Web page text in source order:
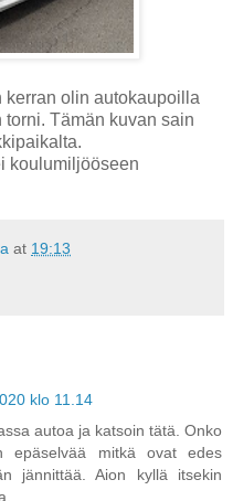
olin autokaupoilla
Tämän kuvan sain
koulumiljööseen
at 19:13
klo 11.14
autoa ja katsoin tätä. Onko
epäselvää mitkä ovat edes
jännittää. Aion kyllä itsekin